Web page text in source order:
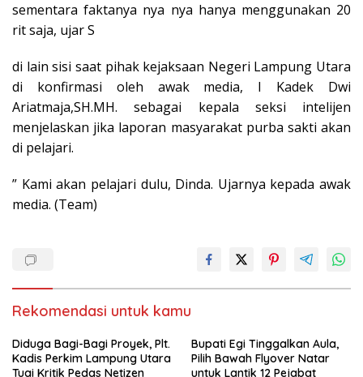
sementara faktanya nya nya hanya menggunakan 20
rit saja, ujar S
di lain sisi saat pihak kejaksaan Negeri Lampung Utara
di konfirmasi oleh awak media, I Kadek Dwi
Ariatmaja,SH.MH. sebagai kepala seksi intelijen
menjelaskan jika laporan masyarakat purba sakti akan
di pelajari.
” Kami akan pelajari dulu, Dinda. Ujarnya kepada awak
media. (Team)
Rekomendasi untuk kamu
Diduga Bagi-Bagi Proyek, Plt.
Kadis Perkim Lampung Utara
Tuai Kritik Pedas Netizen
Bupati Egi Tinggalkan Aula,
Pilih Bawah Flyover Natar
untuk Lantik 12 Pejabat